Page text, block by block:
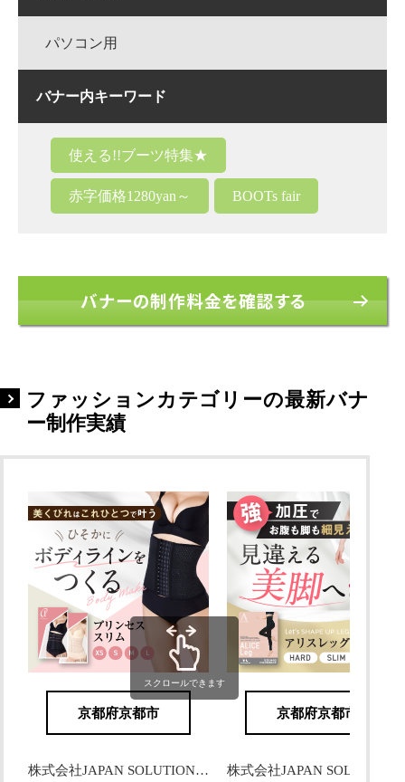
パソコン用
バナー内キーワード
使える!!ブーツ特集★
赤字価格1280yan～ BOOTs fair
バナーの制作料金を確認する
ファッションカテゴリーの最新バナ
ー制作実績
京都府京都市
株式会社JAPAN SOLUTIONS 様
京都府京都市
スクロールできます